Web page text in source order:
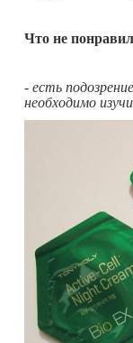
Что не
- есть
необходимо